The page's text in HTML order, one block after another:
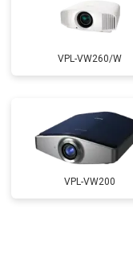
VPL-VW260/W
VPL-VW200